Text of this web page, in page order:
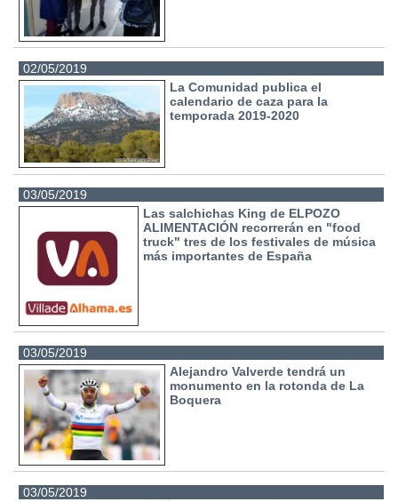
02/05/2019
La Comunidad publica el
calendario de caza para la
temporada 2019-2020
03/05/2019
Las salchichas King de ELPOZO
ALIMENTACIÓN recorrerán en "food
truck" tres de los festivales de música
más importantes de España
03/05/2019
Alejandro Valverde tendrá un
monumento en la rotonda de La
Boquera
03/05/2019